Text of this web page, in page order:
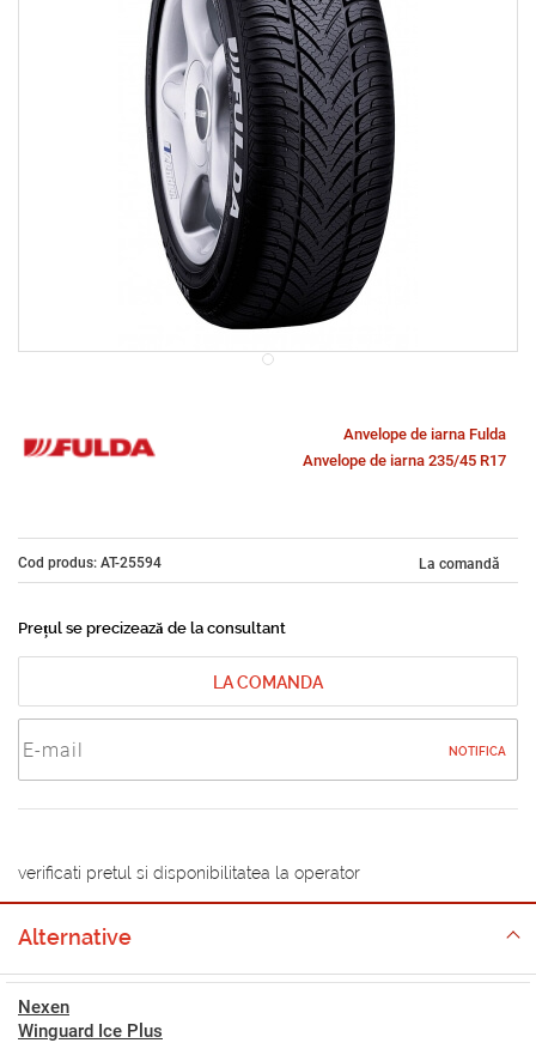
Anvelope de iarna Fulda
Anvelope de iarna 235/45 R17
Cod produs: AT-25594 La comandă
Prețul se precizează de la consultant
LA COMANDA
NOTIFICA
verificati pretul si disponibilitatea la operator
Alternative
Nexen
Winguard Ice Plus